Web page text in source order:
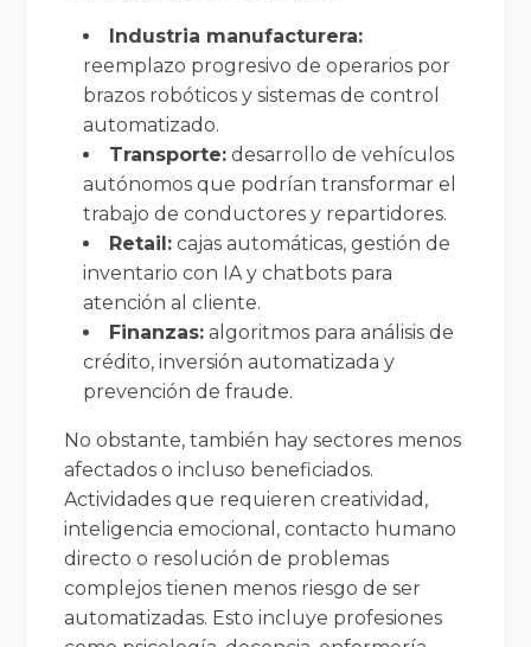
Industria manufacturera:
reemplazo progresivo de operarios por
brazos robóticos y sistemas de control
automatizado.
Transporte: desarrollo de vehículos
autónomos que podrían transformar el
trabajo de conductores y repartidores.
Retail: cajas automáticas, gestión de
inventario con IA y chatbots para
atención al cliente.
Finanzas: algoritmos para análisis de
crédito, inversión automatizada y
prevención de fraude.
No obstante, también hay sectores menos
afectados o incluso beneficiados.
Actividades que requieren creatividad,
inteligencia emocional, contacto humano
directo o resolución de problemas
complejos tienen menos riesgo de ser
automatizadas. Esto incluye profesiones